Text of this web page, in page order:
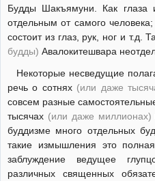
Будды Шакъямуни. Как глаза
отдельным от самого
состоит из глаз, рук, ног и т.д.
будды) Авалокитешвара
Некоторые несведущие
речь о сотнях (или даже
совсем разные
тысячах (или даже миллионах)
буддизме много отдельных
такие измышления это
заблуждение ведущее
различных священных